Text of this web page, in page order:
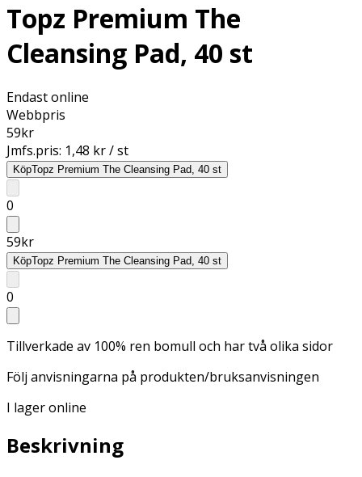
Topz Premium The
Cleansing Pad, 40 st
Endast online
Webbpris
59kr
Jmfs.pris: 1,48 kr / st
KöpTopz Premium The Cleansing Pad, 40 st
0
59kr
KöpTopz Premium The Cleansing Pad, 40 st
0
Tillverkade av 100% ren bomull och har två olika sidor
Följ anvisningarna på produkten/bruksanvisningen
I lager online
Beskrivning